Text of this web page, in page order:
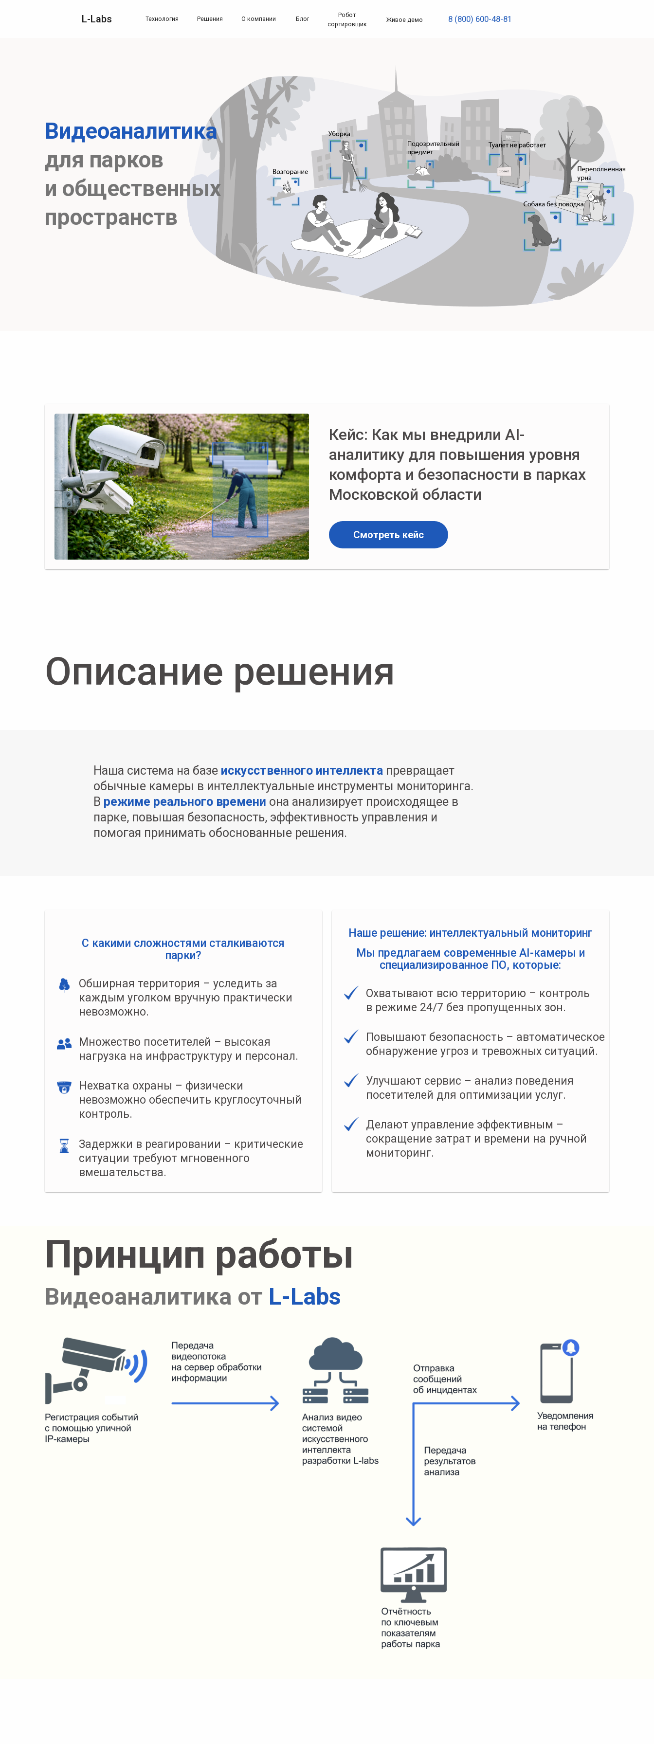
L-Labs Технология Решения О компании Блог
сортировщик
Живое демо 8 (800) 600-48-81
Записаться на демо
Видеоаналитика
для парков
и общественных
пространств
Смотреть кейс
Кейс: Как мы внедрили AI-
аналитику для повышения уровня
комфорта и безопасности в парках
Московской области
Описание решения
Наша система на базе искусственного интеллекта превращает
обычные камеры в интеллектуальные инструменты мониторинга.
В режиме реального времени она анализирует происходящее в
парке, повышая безопасность, эффективность управления и
помогая принимать обоснованные решения.
С какими сложностями сталкиваются
парки?
Обширная территория – уследить за
каждым уголком вручную практически
невозможно.
Множество посетителей – высокая
нагрузка на инфраструктуру и персонал.
Нехватка охраны – физически
невозможно обеспечить круглосуточный
контроль.
Задержки в реагировании – критические
ситуации требуют мгновенного
вмешательства.
Мы предлагаем современные AI-камеры и
специализированное ПО, которые:
Наше решение: интеллектуальный мониторинг
Охватывают всю территорию – контроль
в режиме 24/7 без пропущенных зон.
Повышают безопасность – автоматическое
обнаружение угроз и тревожных ситуаций.
Улучшают сервис – анализ поведения
посетителей для оптимизации услуг.
Делают управление эффективным –
сокращение затрат и времени на ручной
мониторинг.
Видеоаналитика от L-Labs
Принцип работы